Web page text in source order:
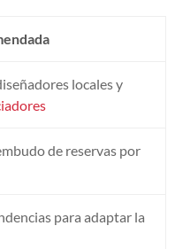
locales y
de reservas por
para adaptar la